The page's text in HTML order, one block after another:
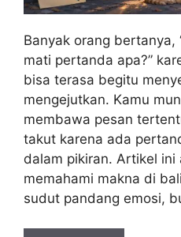
Banyak orang bertanya,
mati pertanda apa?”
bisa terasa begitu
mengejutkan. Kamu
membawa pesan
takut karena ada
dalam pikiran. Artikel
memahami makna di
sudut pandang emosi,